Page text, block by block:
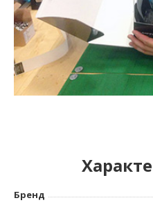
Бренд